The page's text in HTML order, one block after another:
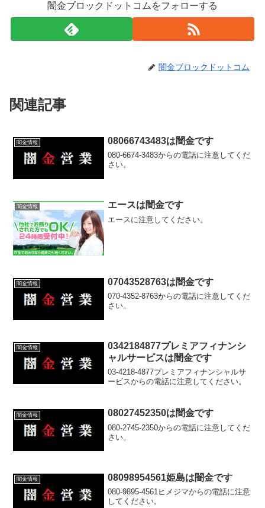
闇金ブロックドットコムをフォローする
闇金ブロックドットコム
関連記事
闇金情報 08066743483は闇金です
080-6674-3483からの電話に注意してくだ
さい。
闇金情報 エースは闇金です
エースに注意してください。
闇金情報 07043528763は闇金です
070-4352-8763からの電話に注意してくだ
さい。
闇金情報
0342184877プレミアフィナンシ
ャルサービスは闇金です
03-4218-4877プレミアフィナンシャルサ
ービスからの電話に注意してください。
闇金情報 08027452350は闇金です
080-2745-2350からの電話に注意してくだ
さい。
闇金情報 08098954561姫島は闇金です
080-9895-4561ヒメジマからの電話に注意
してください。